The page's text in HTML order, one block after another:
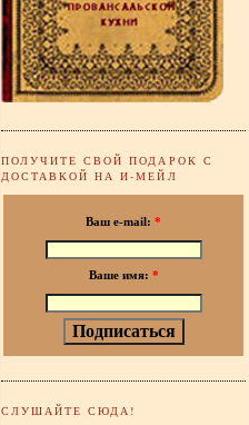
ПОЛУЧИТЕ СВОЙ ПОДАРОК С
ДОСТАВКОЙ НА И-МЕЙЛ
Ваш e-mail: *
Ваше имя: *
СЛУШАЙТЕ СЮДА!